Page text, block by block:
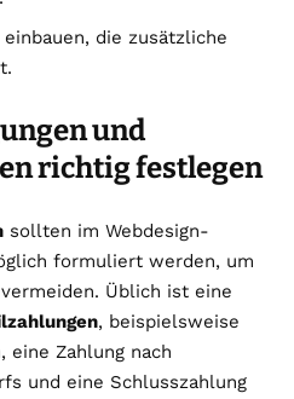
einbauen, die zusätzliche
und
richtig festlegen
sollten im Webdesign-
formuliert werden, um
Üblich ist eine
, beispielsweise
eine Zahlung nach
und eine Schlusszahlung